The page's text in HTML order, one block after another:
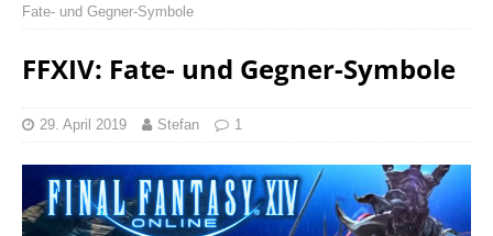
Fate- und Gegner-Symbole
FFXIV: Fate- und Gegner-Symbole
29. April 2019 Stefan 1